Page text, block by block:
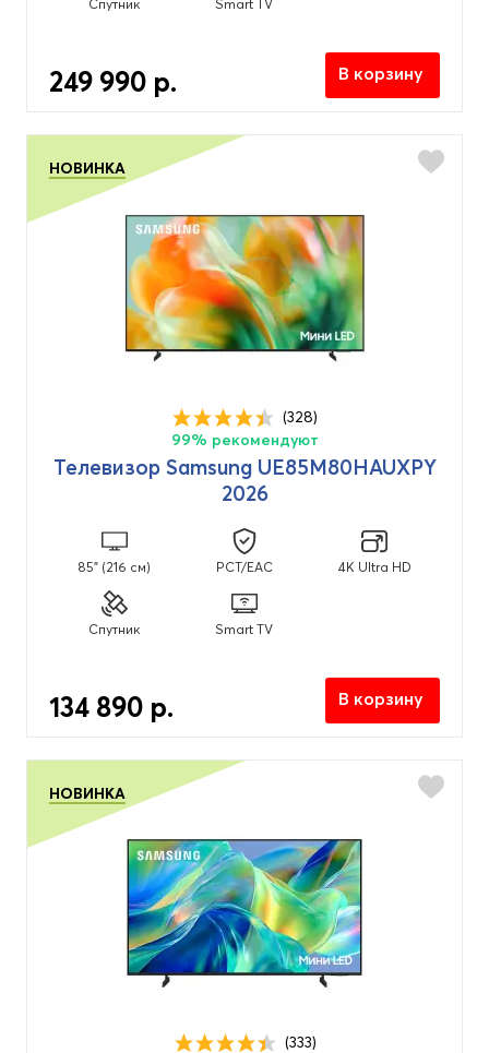
Спутник Smart TV
249 990 р. В корзину
НОВИНКА
(328)
99% рекомендуют
Телевизор Samsung UE85M80HAUXPY
2026
85" (216 см) PCT/EAC 4K Ultra HD
Спутник Smart TV
134 890 р. В корзину
НОВИНКА
(333)